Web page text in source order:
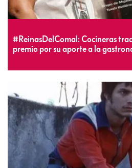
#ReinasDelComal: Cocineras
premio por su aporte a la